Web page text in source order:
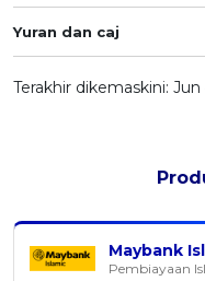
OCBC - Hadiah
Artikel Terkini
Pinjaman Peribadi
Kad
Pinjaman Kereta
Yuran dan caj
Terakhir dikemaskini: Jun
Maybank
Pembiayaan